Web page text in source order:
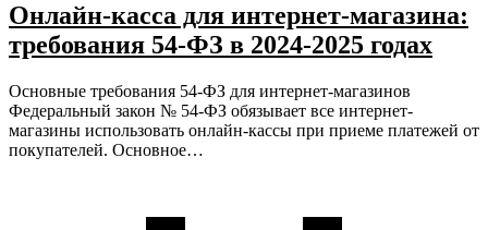
Онлайн-касса для интернет-магазина:
требования 54-ФЗ в 2024-2025 годах
Основные требования 54-ФЗ для интернет-магазинов
Федеральный закон № 54-ФЗ обязывает все интернет-
магазины использовать онлайн-кассы при приеме платежей от
покупателей. Основное…